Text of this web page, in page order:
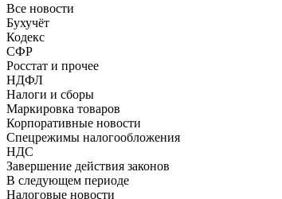
Все новости
Бухучёт
Кодекс
СФР
Росстат и прочее
НДФЛ
Налоги и сборы
Маркировка товаров
Корпоративные новости
Спецрежимы налогообложения
НДС
Завершение действия законов
В следующем периоде
Налоговые новости